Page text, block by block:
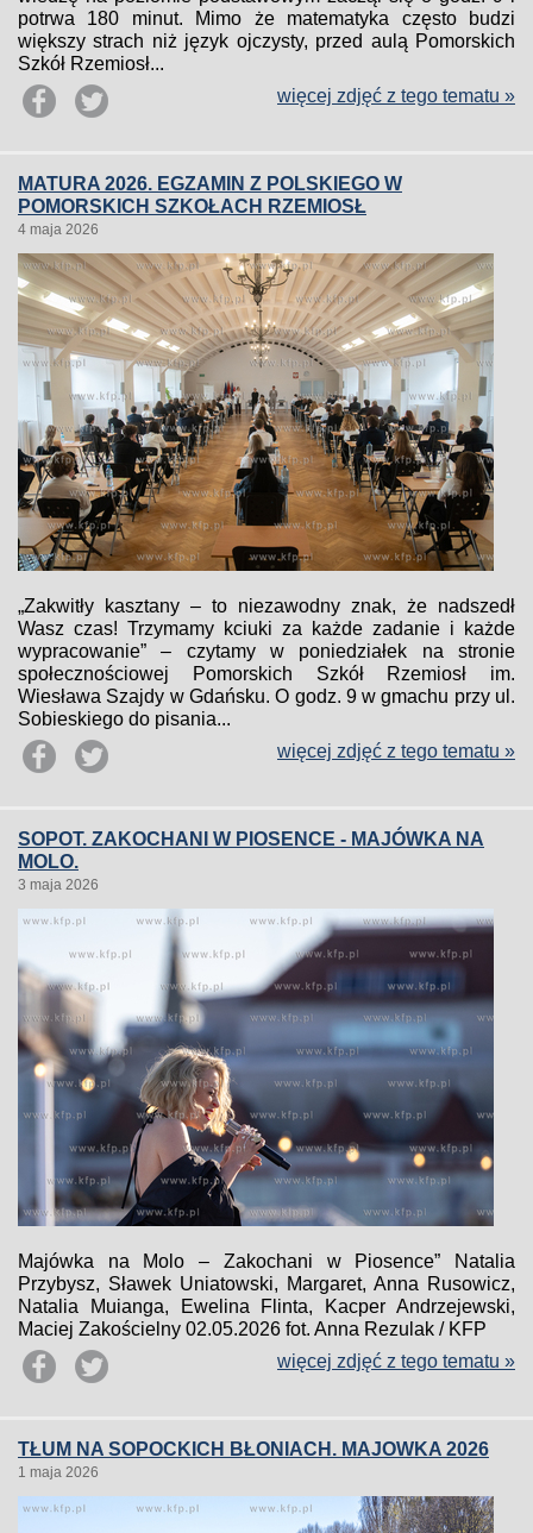
potrwa 180 minut. Mimo że matematyka często budzi
większy strach niż język ojczysty, przed aulą Pomorskich
Szkół Rzemiosł...
więcej zdjęć z tego tematu »
MATURA 2026. EGZAMIN Z POLSKIEGO W
POMORSKICH SZKOŁACH RZEMIOSŁ
4 maja 2026
„Zakwitły kasztany – to niezawodny znak, że nadszedł
Wasz czas! Trzymamy kciuki za każde zadanie i każde
wypracowanie” – czytamy w poniedziałek na stronie
społecznościowej Pomorskich Szkół Rzemiosł im.
Wiesława Szajdy w Gdańsku. O godz. 9 w gmachu przy ul.
Sobieskiego do pisania...
więcej zdjęć z tego tematu »
SOPOT. ZAKOCHANI W PIOSENCE - MAJÓWKA NA
MOLO.
3 maja 2026
Majówka na Molo – Zakochani w Piosence” Natalia
Przybysz, Sławek Uniatowski, Margaret, Anna Rusowicz,
Natalia Muianga, Ewelina Flinta, Kacper Andrzejewski,
Maciej Zakościelny 02.05.2026 fot. Anna Rezulak / KFP
więcej zdjęć z tego tematu »
TŁUM NA SOPOCKICH BŁONIACH. MAJOWKA 2026
1 maja 2026